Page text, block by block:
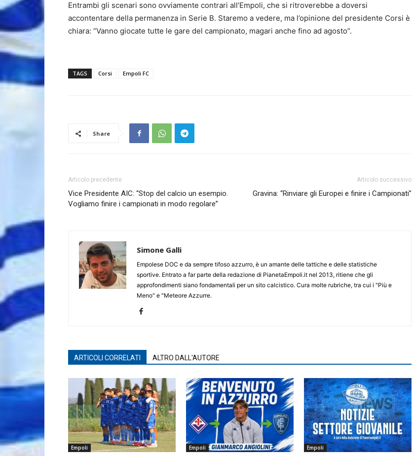
Entrambi gli scenari sono ovviamente contrari all’Empoli, che si ritroverebbe a doversi
accontentare della permanenza in Serie B. Staremo a vedere, ma l’opinione del presidente Corsi è
chiara: “Vanno giocate tutte le gare del campionato, magari anche fino ad agosto”.
TAGS Corsi Empoli FC
Share
Articolo precedente
Vice Presidente AIC: “Stop del calcio un esempio.
Vogliamo finire i campionati in modo regolare”
Articolo successivo
Gravina: “Rinviare gli Europei e finire i Campionati”
Simone Galli
Empolese DOC e da sempre tifoso azzurro, è un amante delle tattiche e delle statistiche
sportive. Entrato a far parte della redazione di PianetaEmpoli.it nel 2013, ritiene che gli
approfondimenti siano fondamentali per un sito calcistico. Cura molte rubriche, tra cui i "Più e
Meno" e "Meteore Azzurre.
ARTICOLI CORRELATI ALTRO DALL'AUTORE
Empoli Empoli Empoli